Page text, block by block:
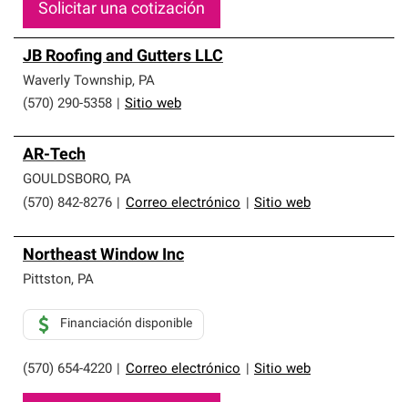
Solicitar una cotización
JB Roofing and Gutters LLC
Waverly Township, PA
(570) 290-5358
Sitio web
AR-Tech
GOULDSBORO, PA
(570) 842-8276
Correo electrónico Sitio web
Northeast Window Inc
Pittston, PA
(570) 654-4220 Correo electrónico Sitio web
Financiación disponible